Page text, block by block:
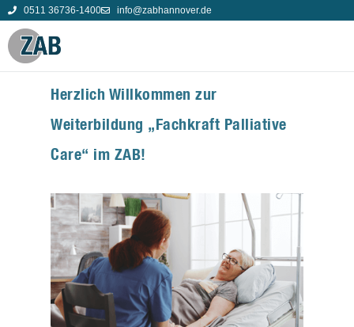
0511 36736-1400 info@zabhannover.de
Herzlich Willkommen zur
Weiterbildung „Fachkraft Palliative
Care“ im ZAB!